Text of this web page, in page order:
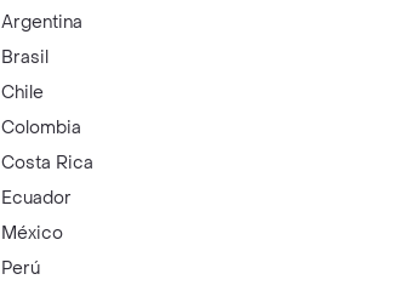
Argentina
Brasil
Chile
Colombia
Costa Rica
Ecuador
México
Perú